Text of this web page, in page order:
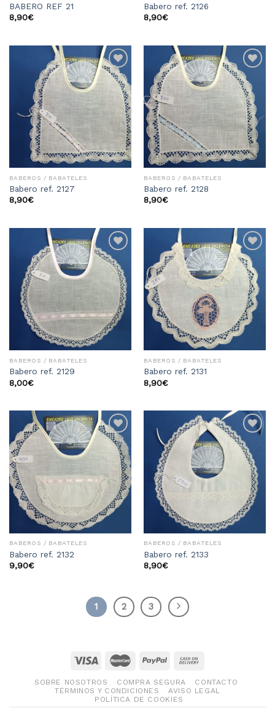
BABERO REF 21
8,90€
Babero ref. 2126
8,90€
Añadir
a la
deseos
BABEROS / BABATELES
Babero ref. 2127
8,90€
Añadir
a la
lista
de
deseos
BABEROS / BABATELES
Babero ref. 2128
8,90€
Añadir
a la
lista
deseos
BABEROS / BABATELES
Babero ref. 2129
8,00€
Añadir
a la
lista
de
deseos
BABEROS / BABATELES
Babero ref. 2131
8,90€
Añadir
a la
lista
deseos
BABEROS / BABATELES
Babero ref. 2132
9,90€
Añadir
a la
lista
de
deseos
BABEROS / BABATELES
Babero ref. 2133
8,90€
1 2 3
SOBRE NOSOTROS COMPRA SEGURA
CONTACTO
TÉRMINOS Y CONDICIONES
AVISO LEGAL
POLÍTICA DE COOKIES